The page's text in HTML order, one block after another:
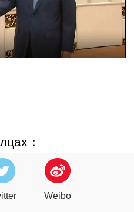
：
Weibo